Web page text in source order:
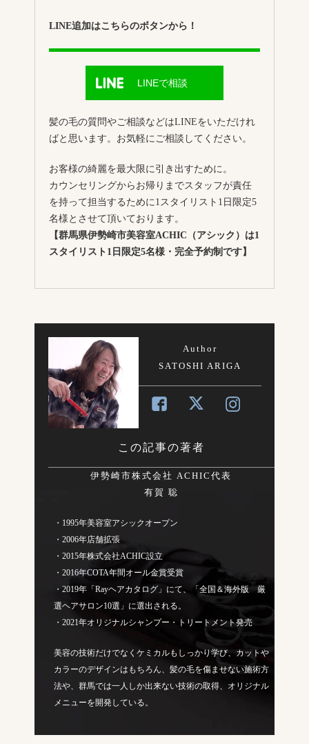
LINE追加はこちらのボタンから！
LINEで相談
髪の毛の質問やご相談などはLINEをいただけれ
ばと思います。お気軽にご相談してください。
お客様の綺麗を最大限に引き出すために。
カウンセリングからお帰りまでスタッフが責任
を持って担当するために1スタイリスト1日限定5
名様とさせて頂いております。
【群馬県伊勢崎市美容室ACHIC（アシック）は1
スタイリスト1日限定5名様・完全予約制です】
Author
SATOSHI ARIGA
この記事の著者
伊勢崎市株式会社 ACHIC代表
有賀 聡
・1995年美容室アシックオープン
・2006年店舗拡張
・2015年株式会社ACHIC設立
・2016年COTA年間オール金賞受賞
・2019年「Rayヘアカタログ」にて、「全国＆海外版 厳
選ヘアサロン10選」に選出される。
・2021年オリジナルシャンプー・トリートメント発売
美容の技術だけでなくケミカルもしっかり学び、カットや
カラーのデザインはもちろん、髪の毛を傷ませない施術方
法や、群馬では一人しか出来ない技術の取得、オリジナル
メニューを開発している。